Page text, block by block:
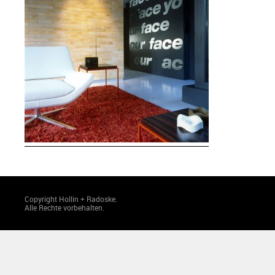
Copyright Hollin + Radoske.
Alle Rechte vorbehalten.